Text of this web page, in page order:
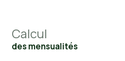
Calcul
des mensualités